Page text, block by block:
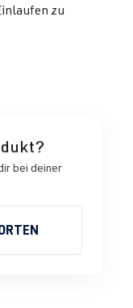
zu
bei deiner